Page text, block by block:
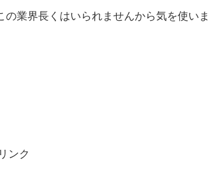
業界長くはいられませんから気を使いま
ンク